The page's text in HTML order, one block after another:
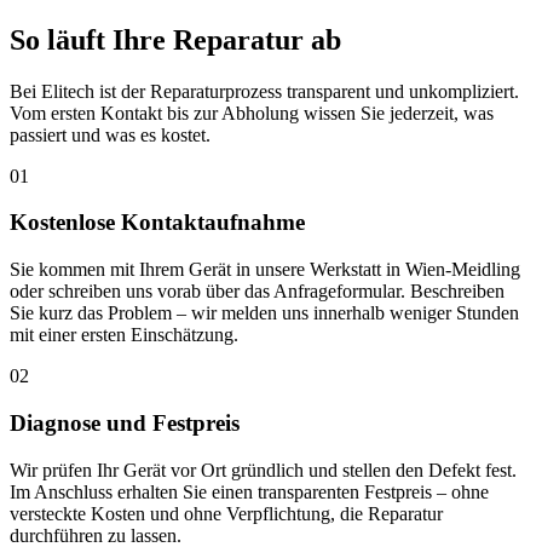
So läuft Ihre Reparatur ab
Bei Elitech ist der Reparaturprozess transparent und unkompliziert.
Vom ersten Kontakt bis zur Abholung wissen Sie jederzeit, was
passiert und was es kostet.
01
Kostenlose Kontaktaufnahme
Sie kommen mit Ihrem Gerät in unsere Werkstatt in Wien-Meidling
oder schreiben uns vorab über das Anfrageformular. Beschreiben
Sie kurz das Problem – wir melden uns innerhalb weniger Stunden
mit einer ersten Einschätzung.
02
Diagnose und Festpreis
Wir prüfen Ihr Gerät vor Ort gründlich und stellen den Defekt fest.
Im Anschluss erhalten Sie einen transparenten Festpreis – ohne
versteckte Kosten und ohne Verpflichtung, die Reparatur
durchführen zu lassen.